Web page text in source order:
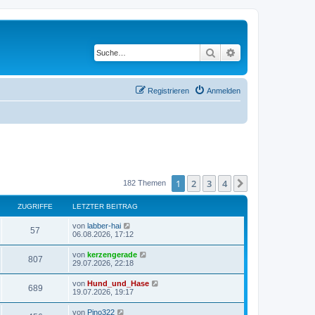
Suche
Anmelden
Registrieren
182 Themen 1 2 3 4
ZUGRIFFE LETZTER BEITRAG
57
u
r
i
L
e
t
e
r
B
e
i
t
von labber-hai
06.08.2026, 17:12
807Z
u
L
e
t
e
r
B
von kerzengerade
29.07.2026, 22:18
689Z
u
L
e
von Hund_und_Hase
19.07.2026, 19:17
L
von Pino322